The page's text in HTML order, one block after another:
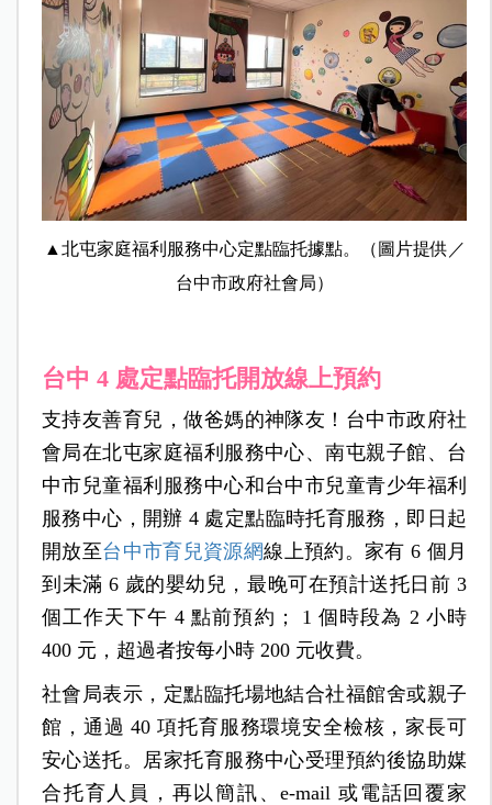
▲北屯家庭福利服務中心定點臨托據點。（圖片提供／
台中市政府社會局）
台中 4 處定點臨托開放線上預約
支持友善育兒，做爸媽的神隊友！台中市政府社
會局在北屯家庭福利服務中心、南屯親子館、台
中市兒童福利服務中心和台中市兒童青少年福利
服務中心，開辦 4 處定點臨時托育服務，即日起
開放至台中市育兒資源網線上預約。家有 6 個月
到未滿 6 歲的嬰幼兒，最晚可在預計送托日前 3
個工作天下午 4 點前預約； 1 個時段為 2 小時
400 元，超過者按每小時 200 元收費。
社會局表示，定點臨托場地結合社福館舍或親子
館，通過 40 項托育服務環境安全檢核，家長可
安心送托。居家托育服務中心受理預約後協助媒
合托育人員，再以簡訊、e-mail 或電話回覆家